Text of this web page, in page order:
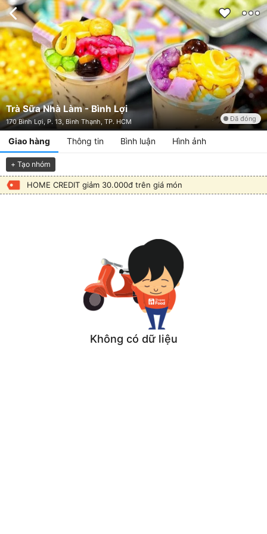
Trà Sữa Nhà Làm - Bình Lợi
170 Bình Lợi, P. 13, Bình Thạnh, TP. HCM Đã đóng
Giao hàng Thông tin Bình luận Hình ảnh
+ Tạo nhóm
HOME CREDIT giảm 30.000đ trên giá món
Không có dữ liệu